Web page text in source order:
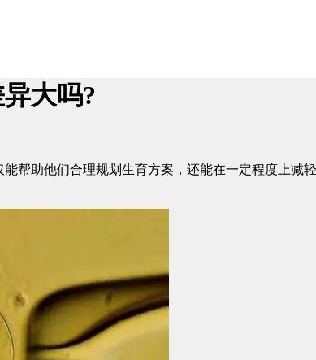
大吗?
助他们合理规划生育方案，还能在一定程度上减